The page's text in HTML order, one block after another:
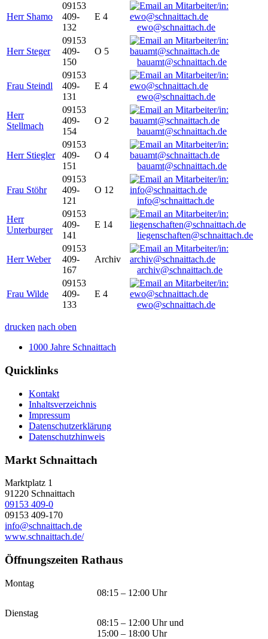
Herr Shamo
09153
409-
132
E 4
ewo@schnaittach.de
Herr Steger
09153
409-
150
O 5
bauamt@schnaittach.de
Frau Steindl
09153
409-
131
E 4
ewo@schnaittach.de
Herr
Stellmach
09153
409-
154
O 2
bauamt@schnaittach.de
Herr Stiegler
09153
409-
151
O 4
bauamt@schnaittach.de
Frau Stöhr
09153
409-
121
O 12
info@schnaittach.de
Herr
Unterburger
09153
409-
141
E 14
liegenschaften@schnaittach.de
Herr Weber
09153
409-
167
Archiv
archiv@schnaittach.de
Frau Wilde
09153
409-
133
E 4
ewo@schnaittach.de
drucken nach oben
1000 Jahre Schnaittach
Quicklinks
Kontakt
Inhaltsverzeichnis
Impressum
Datenschutzerklärung
Datenschutzhinweis
Markt Schnaittach
Marktplatz 1
91220 Schnaittach
09153 409-0
09153 409-170
info@schnaittach.de
www.schnaittach.de/
Öffnungszeiten Rathaus
Montag
08:15 – 12:00 Uhr
Dienstag
08:15 – 12:00 Uhr und
15:00 – 18:00 Uhr